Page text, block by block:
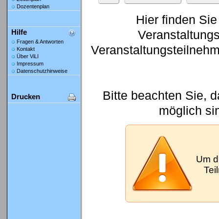
Dozentenplan
Hilfe
Fragen & Antworten
Kontakt
Über ViLI
Impressum
Datenschutzhinweise
Drucken
Hier finden
Bitte beachten Sie,
möglich
Um